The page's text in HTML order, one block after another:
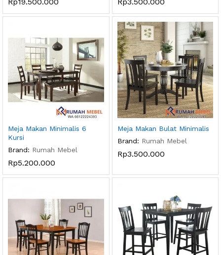
Meja Makan Minimalis 6
Kursi
Brand: Rumah Mebel
Rp5.200.000
Meja Makan Bulat Minimalis
Brand: Rumah Mebel
Rp3.500.000